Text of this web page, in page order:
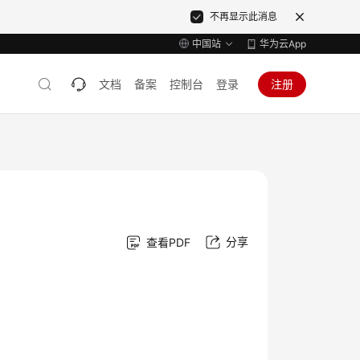
不再显示此消息
中国站 华为云App
文档 备案 控制台 登录 注册
查看PDF 分享